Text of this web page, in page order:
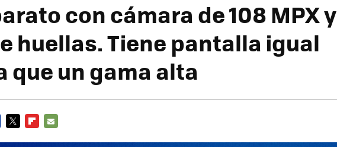
con cámara de 108 MPX y
huellas. Tiene pantalla igual
que un gama alta